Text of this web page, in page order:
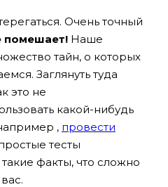
Очень точный
помешает! Наше
тайн, о которых
Заглянуть туда
это не
какой-нибудь
, провести
тесты
факты, что сложно